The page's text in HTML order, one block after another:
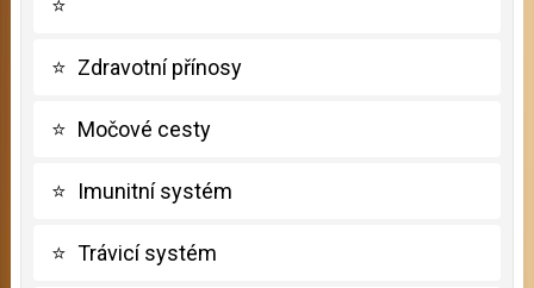
⭐
⭐ Zdravotní přínosy
⭐ Močové cesty
⭐ Imunitní systém
⭐ Trávicí systém